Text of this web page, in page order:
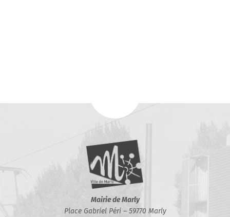
Mairie de Marly
Place Gabriel Péri – 59770 Marly